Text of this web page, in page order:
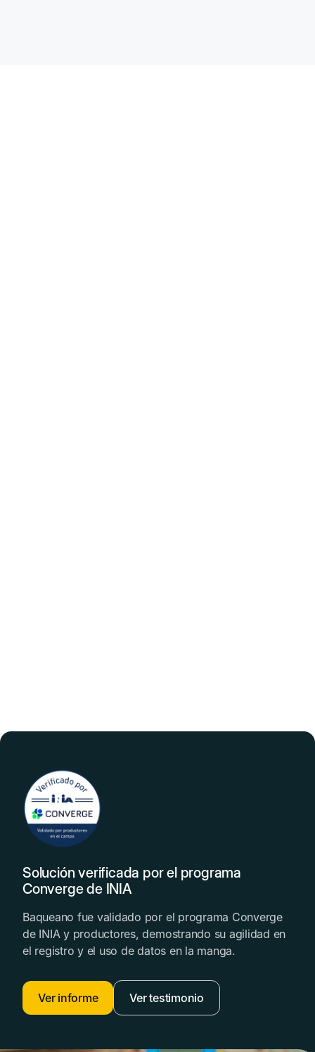
Solución verificada por el programa
Converge de INIA
Baqueano fue validado por el programa Converge
de INIA y productores, demostrando su agilidad en
el registro y el uso de datos en la manga.
Ver informe Ver testimonio